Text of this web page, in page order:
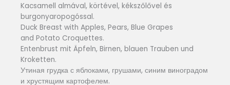
Kacsamell almával, körtével, kékszőlővel és
burgonyaropogóssal.
Duck Breast with Apples, Pears, Blue Grapes
and Potato Croquettes.
Entenbrust mit Äpfeln, Birnen, blauen Trauben und
Kroketten.
Утиная грудка с яблоками, грушами, синим виноградом
и хрустящим картофелем.